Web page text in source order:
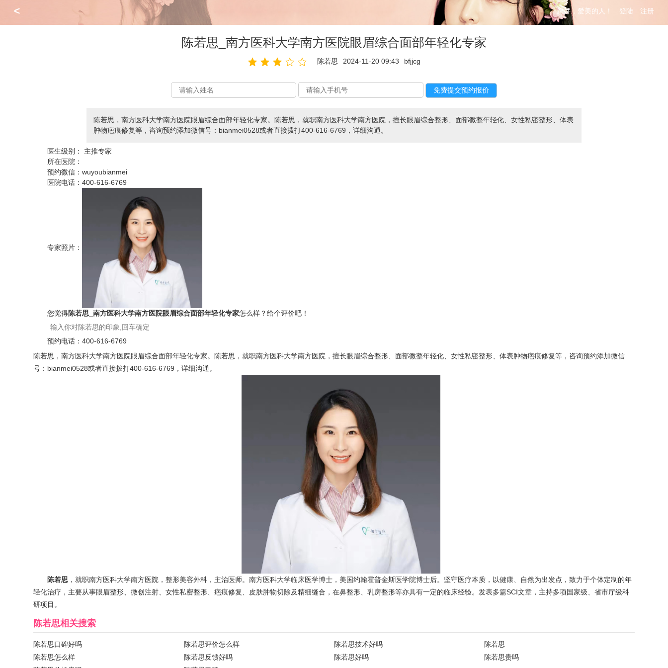
< 您好，爱美的人！ 登陆 注册
陈若思_南方医科大学南方医院眼眉综合面部年轻化专家
陈若思 2024-11-20 09:43 bfjjcg
陈若思，南方医科大学南方医院眼眉综合面部年轻化专家。陈若思，就职南方医科大学南方医院，擅长眼眉综合整形、面部微整年轻化、女性私密整形、体表
肿物疤痕修复等，咨询预约添加微信号：bianmei0528或者直接拨打400-616-6769，详细沟通。
医生级别：
主推专家
所在医院：
预约微信：wuyoubianmei
医院电话：400-616-6769
专家照片：
您觉得陈若思_南方医科大学南方医院眼眉综合面部年轻化专家怎么样？给个评价吧！
预约电话：400-616-6769
陈若思，南方医科大学南方医院眼眉综合面部年轻化专家。陈若思，就职南方医科大学南方医院，擅长眼眉综合整形、面部微整年轻化、女性私密整形、体表肿物疤痕修复等，咨询预约添加微信
号：bianmei0528或者直接拨打400-616-6769，详细沟通。
陈若思 ，就职南方医科大学南方医院，整形美容外科，主治医师。南方医科大学临床医学博士，美国约翰霍普金斯医学院博士后。坚守医疗本质，以健康、自然为出发点，致力于个体定制的年
轻化治疗，主要从事眼眉整形、微创注射、女性私密整形、疤痕修复、皮肤肿物切除及精细缝合，在鼻整形、乳房整形等亦具有一定的临床经验。发表多篇SCI文章，主持多项国家级、省市厅级科
研项目。
陈若思相关搜索
陈若思口碑好吗 陈若思评价怎么样 陈若思技术好吗
陈若思
陈若思怎么样
陈若思反馈好吗 陈若思好吗
陈若思贵吗